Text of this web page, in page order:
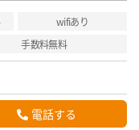
wifiあり
手数料無料
電話する